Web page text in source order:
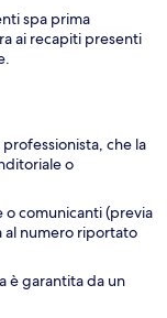
spa prima
ai recapiti presenti
che la
o
o comunicanti (previa
numero riportato
è garantita da un